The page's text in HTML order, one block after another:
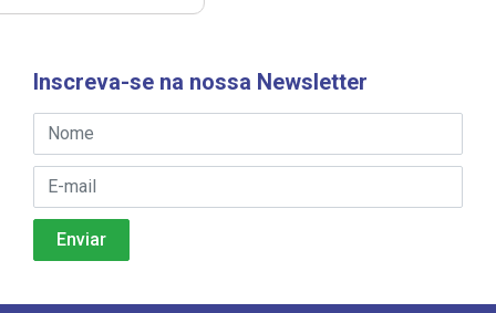
Inscreva-se na nossa Newsletter